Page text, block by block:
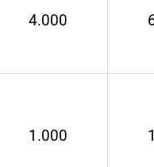
4.000
1.000